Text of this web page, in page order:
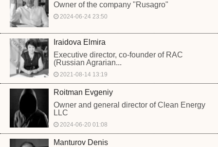
Owner of the company "Rusagro"
2024-06-24 23:50
Iraidova Elmira
Executive director, co-founder of RAC
(Russian Agrarian...
2021-08-14 13:19
Roitman Evgeniy
Owner and general director of Clean Energy
LLC
2024-06-20 01:08
Manturov Denis